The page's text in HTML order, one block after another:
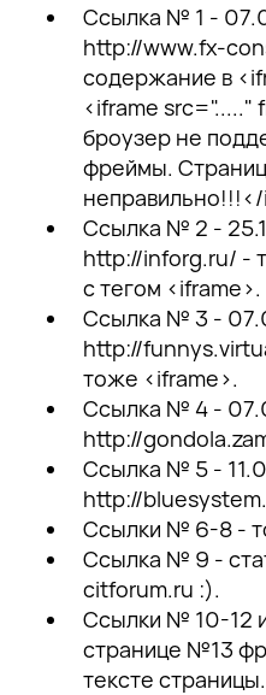
Ссылка № 1 -
http://www.fx-
содержание в
<iframe
броузер не
фреймы.
Ссылка № 2 -
http://inforg.ru/ -
с тегом <iframe>.
Ссылка № 3 -
http://
тоже <iframe>.
Ссылка № 4 -
http://
Ссылка № 5 -
http://
Ссылки № 6-8 -
Ссылка № 9 -
citforum.ru :).
Ссылки № 10-12
странице №13
тексте страницы.